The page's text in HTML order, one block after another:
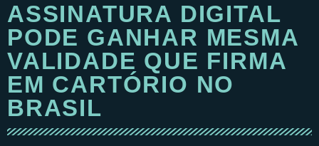
ASSINATURA DIGITAL
PODE GANHAR MESMA
VALIDADE QUE FIRMA
EM CARTÓRIO NO
BRASIL